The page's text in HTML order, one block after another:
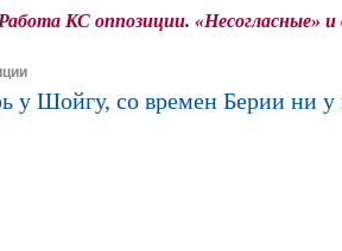
КС оппозиции. «Несогласные» и
у Шойгу, со времен Берии ни